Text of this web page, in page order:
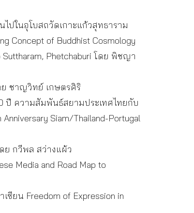
ปในอุโบสถวัดเกาะแก้วสุทธาราม
Concept of Buddhist Cosmology
Suttharam, Phetchaburi โดย พิชญา
ย ชาญวิทย์ เกษตรศิริ
ปี ความสัมพันธ์สยามประเทศไทยกับ
Siam/Thailand-Portugal
ย กวีพล สว่างแผ้ว
Media and Road Map to
ซียน Freedom of Expression in